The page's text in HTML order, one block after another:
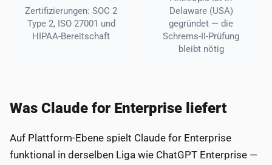
Zertifizierungen: SOC 2
Type 2, ISO 27001 und
HIPAA-Bereitschaft
Delaware (USA)
gegründet — die
Schrems-II-Prüfung
bleibt nötig
Was Claude for Enterprise liefert
Auf Plattform-Ebene spielt Claude for Enterprise
funktional in derselben Liga wie ChatGPT Enterprise —